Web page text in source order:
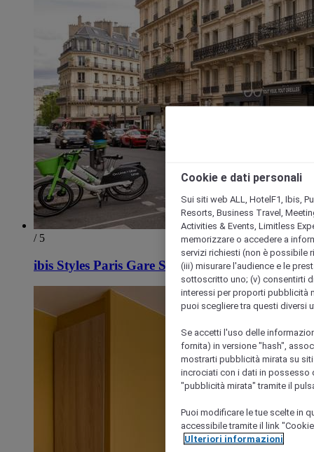
/ 5
ibis Styles Paris Gare Saint Lazare
Cookie e dati personali
Sui siti web ALL, HotelF1, Ibis,
Resorts, Business Travel,
Activities & Events, Limitless
memorizzare o accedere a
servizi richiesti (non è possibile
(iii) misurare l'audience e le
sottoscritto uno; (v) consentirti
interessi per proporti pubblicità
puoi scegliere tra questi diversi
Se accetti l'uso delle
fornita) in versione "hash",
mostrarti pubblicità mirata su
incrociati con i dati in possesso
"pubblicità mirata" tramite il
Puoi modificare le tue scelte in
accessibile tramite il link
Ulteriori informazioni